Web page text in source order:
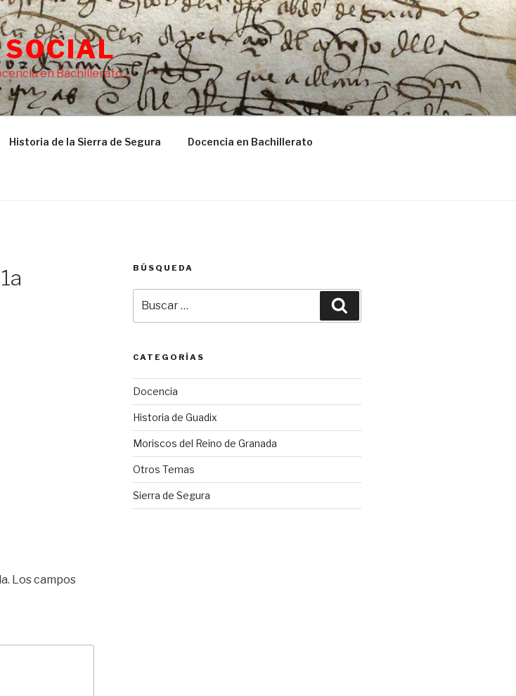
en Bachillerato…
Historia de la Sierra de Segura Docencia en Bachillerato
Los campos
BÚSQUEDA
por:
CATEGORÍAS
Docencia
Historia de Guadix
Moriscos del Reino de Granada
Otros Temas
Sierra de Segura